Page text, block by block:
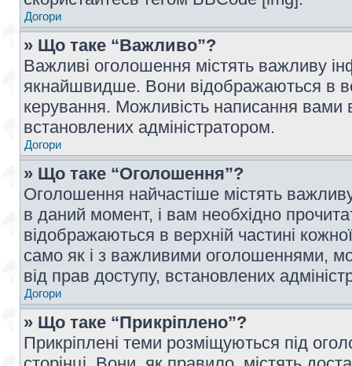
Догори
» Що таке “Важливо”?
Важливі оголошення містять важливу
якнайшвидше. Вони відображаються в
керування. Можливість написання
встановлених адміністратором.
Догори
» Що таке “Оголошення”?
Оголошення найчастіше містять
в даний момент, і вам необхідно
відображаються в верхній частині
само як і з важливими оголошеннями,
від прав доступу, встановлених
Догори
» Що таке “Прикріплено”?
Прикріплені теми розміщуються під